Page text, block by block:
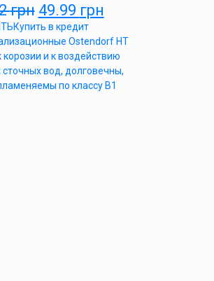
грн 49.99 грн
Купить в кредит
Ostendorf HT
корозии и к воздействию
сточных вод, долговечны,
по классу B1